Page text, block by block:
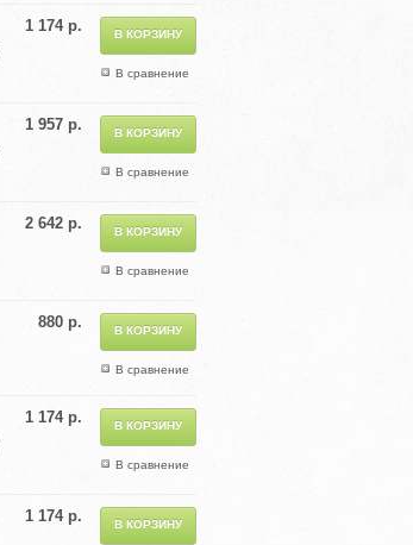
В сравнение
1 174 р.
В сравнение
1 957 р.
В сравнение
2 642 р.
В сравнение
880 р.
В сравнение
1 174 р.
1 174 р.